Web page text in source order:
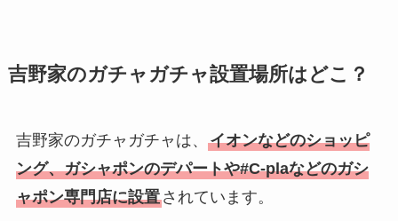
吉野家のガチャガチャ設置場所はどこ？
吉野家のガチャガチャは、 イオンなどのショッピ
ング、ガシャポンのデパートや#C-plaなどのガシ
ャポン専門店に設置されています。